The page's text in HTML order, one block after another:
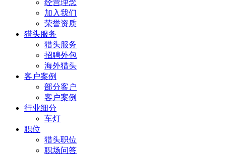
经营理念
加入我们
荣誉资质
猎头服务
猎头服务
招聘外包
海外猎头
客户案例
部分客户
客户案例
行业细分
车灯
职位
猎头职位
职场问答